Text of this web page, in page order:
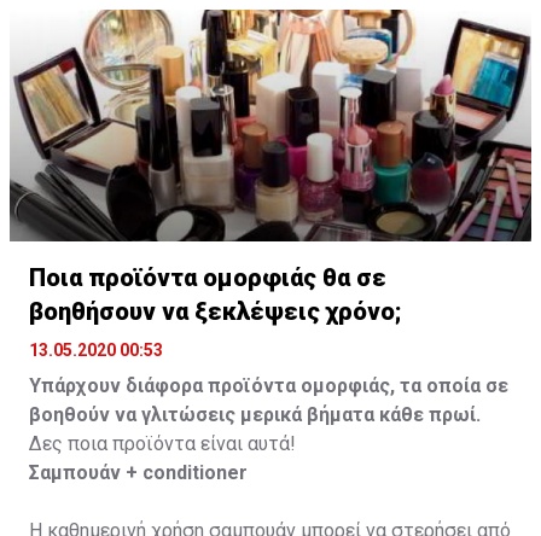
οδοντόκρεμα.
Ποια προϊόντα ομορφιάς θα σε
βοηθήσουν να ξεκλέψεις χρόνο;
13.05.2020 00:53
Υπάρχουν διάφορα προϊόντα ομορφιάς, τα οποία σε
βοηθούν να γλιτώσεις μερικά βήματα κάθε πρωί.
Δες ποια προϊόντα είναι αυτά!
Σαμπουάν + conditioner
Η καθημερινή χρήση σαμπουάν μπορεί να στερήσει από